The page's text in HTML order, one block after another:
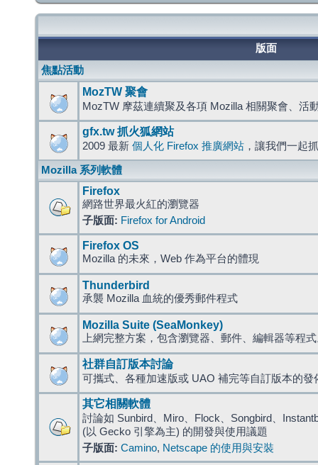
版面
焦點活動
MozTW 聚會
MozTW 摩茲連續聚及各項 Mozilla 相關聚會、活
gfx.tw 抓火狐網站
2009 最新 個人化 Firefox 推廣網站 ，讓我們一起
Mozilla 系列軟體
Firefox
網路世界最火紅的瀏覽器
子版面: Firefox for Android
Firefox OS
Mozilla 的未來，Web 作為平台的體現
Thunderbird
承襲 Mozilla 血統的優秀郵件程式
Mozilla Suite (SeaMonkey)
上網完整方案，包含瀏覽器、郵件、編輯器等程
社群自訂版本討論
可攜式、各種加速版或 UAO 補完等自訂版本的發
其它相關軟體
討論如 Sunbird、Miro、Flock、Songbird、
(以 Gecko 引擎為主) 的開發與使用議題
子版面: Camino, Netscape 的使用與安裝